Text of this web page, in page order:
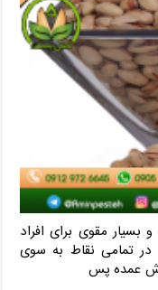
مقوی برای افراد
در تمامی نقاط به سوی
عمده پس